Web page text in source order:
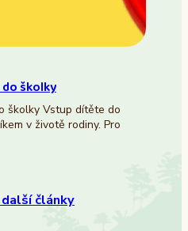
školky
školky Vstup dítěte do
v životě rodiny. Pro
články